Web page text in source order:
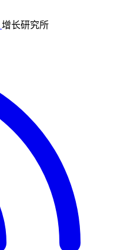
增长研究所